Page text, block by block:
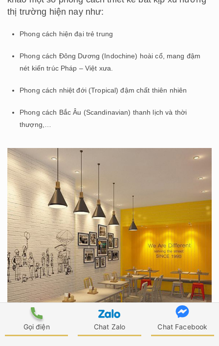
Gọi điện Chat Zalo Chat Facebook
thị trường hiện nay như:
Phong cách hiện đại trẻ trung
Phong cách Đông Dương (Indochine) hoài cổ, mang đậm
nét kiến trúc Pháp – Việt xưa.
Phong cách nhiệt đới (Tropical) đậm chất thiên nhiên
Phong cách Bắc Âu (Scandinavian) thanh lịch và thời
thượng,…